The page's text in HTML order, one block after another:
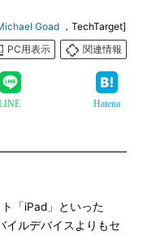
Goad ，TechTarget]
PC用表示
関連情報
Hatena
「iPad」といった
イルデバイスよりもセ